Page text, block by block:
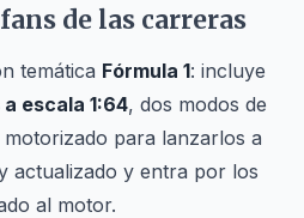
de las carreras
temática Fórmula 1: incluye
escala 1:64, dos modos de
para lanzarlos a
actualizado y entra por los
al motor.